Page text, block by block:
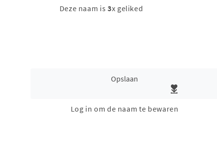
Deze naam is 3x geliked
Opslaan
Log in om de naam te bewaren